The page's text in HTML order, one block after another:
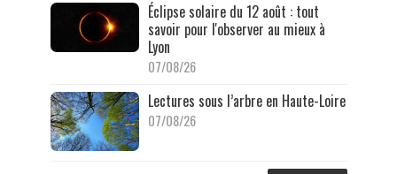
Éclipse solaire du 12 août : tout
savoir pour l'observer au mieux à
Lyon
07/08/26
Lectures sous l’arbre en Haute-Loire
07/08/26